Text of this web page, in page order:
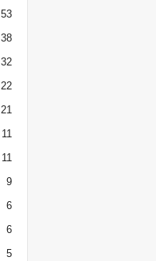
53
38
32
22
21
11
11
9
6
6
5